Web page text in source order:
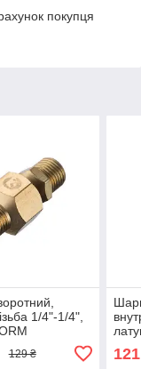
покупця
1/4"-1/4",
129 ₴